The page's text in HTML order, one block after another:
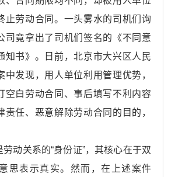
止劳动合同。一头雾水的司机们询
司竟拿出了司机们签名的《不同意
知书》。日前，北京市大兴区人民
中发现，用人单位利用管理优势，
空白劳动合同、事后填写不利内容
责任、恶意解除劳动合同的目的，
关系的“身份证”，其核心在于双
思表示真实。然而，在上述案件